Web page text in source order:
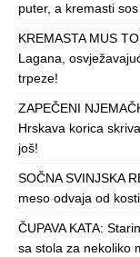
puter, a kremasti
KREMASTA MUS
Lagana,
trpeze!
ZAPEČENI
Hrskava korica
još!
SOČNA SVINJSKA
meso odvaja od
ČUPAVA KATA:
sa stola za nekoliko